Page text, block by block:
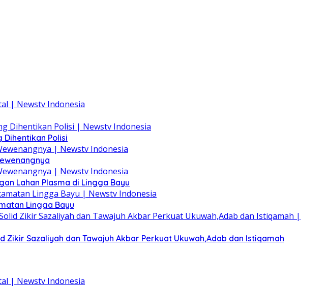
Dihentikan Polisi
Lahan Plasma di Lingga Bayu
Lingga Bayu
Zikir Sazaliyah dan Tawajuh Akbar Perkuat Ukuwah,Adab dan Istiqamah